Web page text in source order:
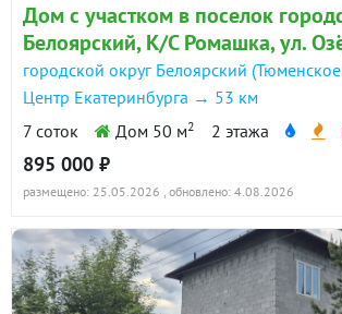
Дом с участком в поселок
Белоярский, К/С Ромашка, ул.
городской округ Белоярский
Центр Екатеринбурга → 53 км
7 соток
Дом 50 м2 2 этажа
895 000 ₽
размещено: 25.05.2026 , обновлено: 4.08.2026